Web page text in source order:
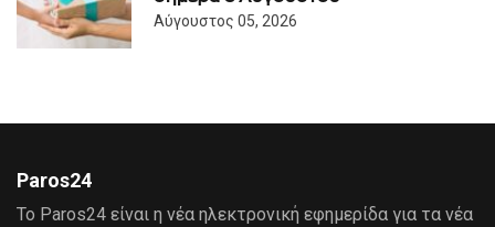
Αύγουστος 05, 2026
Paros24
Το Paros24 είναι η νέα ηλεκτρονική εφημερίδα για τα νέα